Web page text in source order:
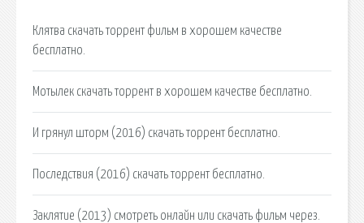
Клятва скачать торрент фильм в хорошем качестве
бесплатно.
Мотылек скачать торрент в хорошем качестве бесплатно.
И грянул шторм (2016) скачать торрент бесплатно.
Последствия (2016) скачать торрент бесплатно.
Заклятие (2013) смотреть онлайн или скачать фильм через.